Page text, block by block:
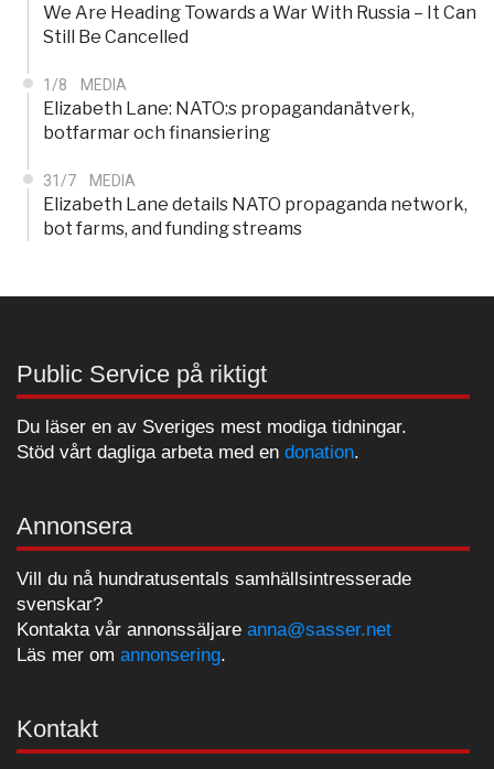
We Are Heading Towards a War With Russia – It Can
Still Be Cancelled
1/8 MEDIA
Elizabeth Lane: NATO:s propagandanätverk,
botfarmar och finansiering
31/7 MEDIA
Elizabeth Lane details NATO propaganda network,
bot farms, and funding streams
Public Service på riktigt
Du läser en av Sveriges mest modiga tidningar.
Stöd vårt dagliga arbeta med en donation.
Annonsera
Vill du nå hundratusentals samhällsintresserade
svenskar?
Kontakta vår annonssäljare anna@sasser.net
Läs mer om annonsering.
Kontakt